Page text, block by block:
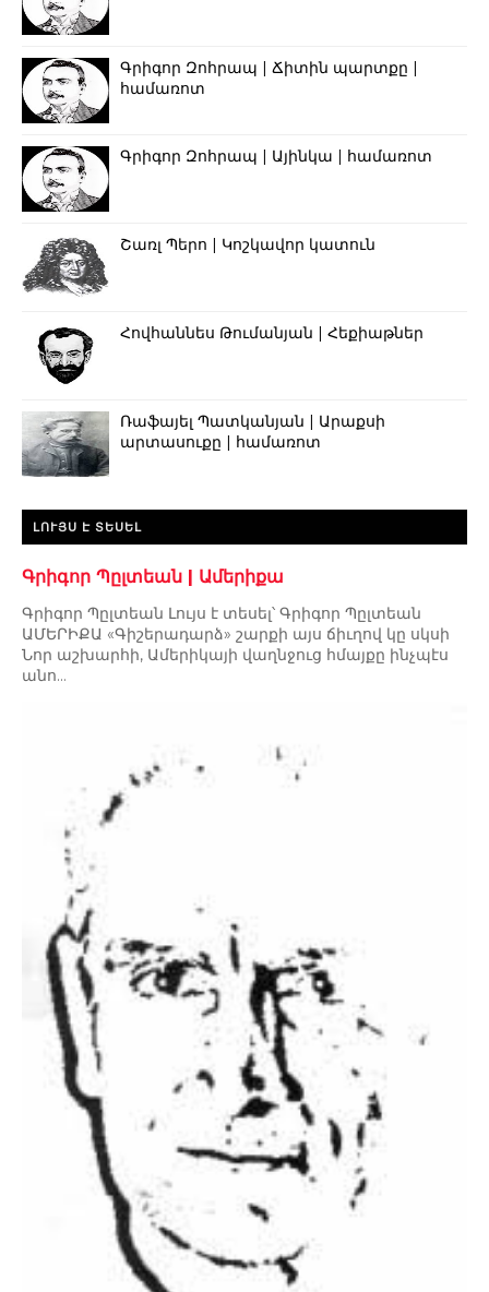
Գրիգոր Զոհրապ | Ճիտին պարտքը |
համառոտ
Գրիգոր Զոհրապ | Այինկա | համառոտ
Շառլ Պերո | Կոշկավոր կատուն
Հովհաննես Թումանյան | Հեքիաթներ
Ռաֆայել Պատկանյան | Արաքսի
արտասուքը | համառոտ
ԼՈՒՅՍ Է ՏԵՍԵԼ
Գրիգոր Պըլտեան | Ամերիքա
Գրիգոր Պըլտեան Լույս է տեսել՝ Գրիգոր Պըլտեան
ԱՄԵՐԻՔԱ «Գիշերադարձ» շարքի այս ճիւղով կը սկսի
Նոր աշխարհի, Ամերիկայի վաղնջուց հմայքը ինչպէս
անո...